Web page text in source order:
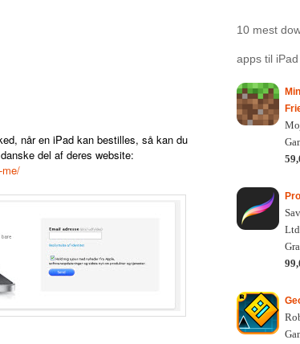
når en iPad kan bestilles, så kan du
del af deres website:
10 mest
apps til
Ltd